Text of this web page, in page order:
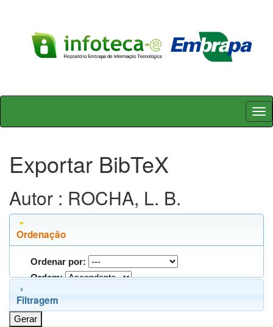
Skip
Exportar BibTeX
Autor : ROCHA, L. B.
Ordenação
Ordenar por:
Ordem:
Filtragem